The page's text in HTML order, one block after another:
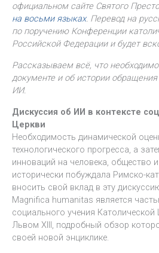
официальном сайте Святого
на восьми языках. Перевод на
по поручению Конференции
Российской Федерации и будет
Рассказываем всё, что
документе и об истории
ИИ.
Дискуссия об ИИ в контексте
Церкви
Необходимость динамической
технологического прогресса, а
инноваций на человека, общество
исторически побуждала Римско-
вносить свой вклад в эту
Magnifica humanitas является
социального учения
Львом XIII, подробный обзор
своей новой энциклике.